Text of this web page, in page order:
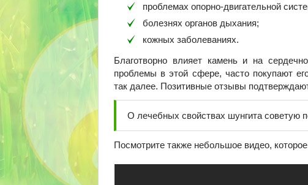
проблемах опорно-двигательной
болезнях органов дыхания;
кожных заболеваниях.
Благотворно влияет камень и на
проблемы в этой сфере, часто покупают
так далее. Позитивные отзывы
О лечебных свойствах шунгита советую
Посмотрите также небольшое видео,